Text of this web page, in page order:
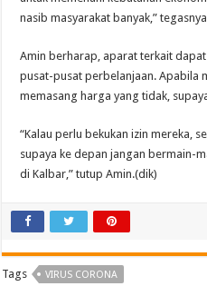
nasib masyarakat banyak,”
Amin berharap, aparat terkait
pusat-pusat perbelanjaan. Apabila
memasang harga yang tidak,
“Kalau perlu bekukan izin mereka,
supaya ke depan jangan bermain-
di Kalbar,” tutup Amin.(dik)
Tags VIRUS CORONA